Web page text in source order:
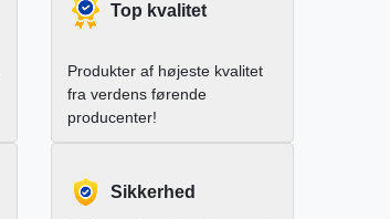
Top kvalitet
Produkter af højeste kvalitet
fra verdens førende
producenter!
Sikkerhed